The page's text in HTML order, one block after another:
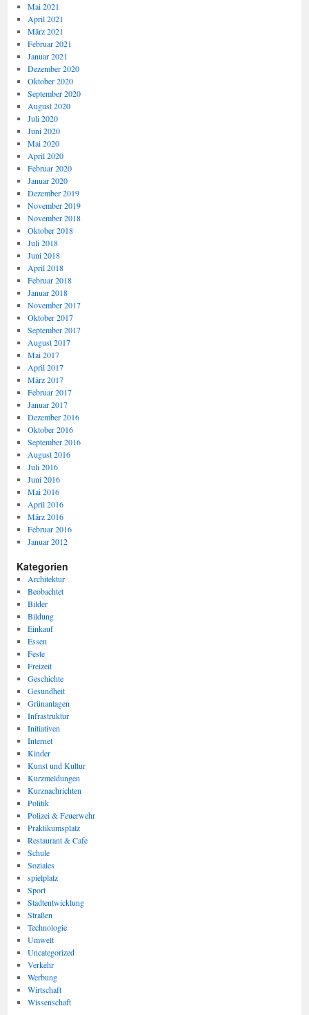
Mai 2021
April 2021
März 2021
Februar 2021
Januar 2021
Dezember 2020
Oktober 2020
September 2020
August 2020
Juli 2020
Juni 2020
Mai 2020
April 2020
Februar 2020
Januar 2020
Dezember 2019
November 2019
November 2018
Oktober 2018
Juli 2018
Juni 2018
April 2018
Februar 2018
Januar 2018
November 2017
Oktober 2017
September 2017
August 2017
Mai 2017
April 2017
März 2017
Februar 2017
Januar 2017
Dezember 2016
Oktober 2016
September 2016
August 2016
Juli 2016
Juni 2016
Mai 2016
April 2016
März 2016
Februar 2016
Januar 2012
Kategorien
Architektur
Beobachtet
Bilder
Bildung
Einkauf
Essen
Feste
Freizeit
Geschichte
Gesundheit
Grünanlagen
Infrastruktur
Initiativen
Internet
Kinder
Kunst und Kultur
Kurzmeldungen
Kurznachrichten
Politik
Polizei & Feuerwehr
Praktikumsplatz
Restaurant & Cafe
Schule
Soziales
spielplatz
Sport
Stadtentwicklung
Straßen
Technologie
Umwelt
Uncategorized
Verkehr
Werbung
Wirtschaft
Wissenschaft